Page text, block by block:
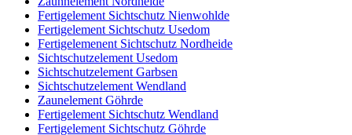
Fertigelement Sichtschutz Nienwohlde
Fertigelement Sichtschutz Usedom
Fertigelemenent Sichtschutz Nordheide
Sichtschutzelement Usedom
Sichtschutzelement Garbsen
Sichtschutzelement Wendland
Zaunelement Göhrde
Fertigelement Sichtschutz Wendland
Fertigelement Sichtschutz Göhrde